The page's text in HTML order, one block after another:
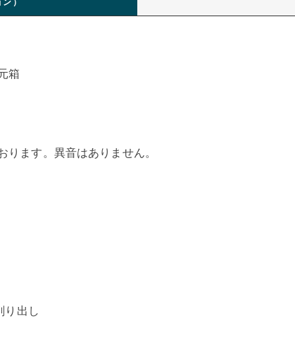
）
箱
ります。異音はありません。
り出し